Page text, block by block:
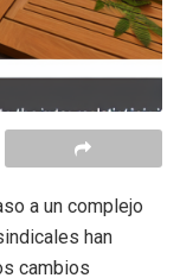
a un complejo
han
cambios